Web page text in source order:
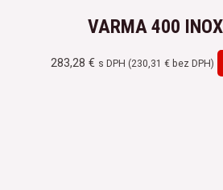
VARMA 400
283,28€ s DPH (230,31€ bez DPH)